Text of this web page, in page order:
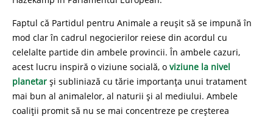
Faptul că Partidul pentru Animale a reușit să se impună în
mod clar în cadrul negocierilor reiese din acordul cu
celelalte partide din ambele provincii. În ambele cazuri,
acest lucru inspiră o viziune socială, o viziune la nivel
planetar și subliniază cu tărie importanța unui tratament
mai bun al animalelor, al naturii și al mediului. Ambele
coaliții promit să nu se mai concentreze pe creșterea